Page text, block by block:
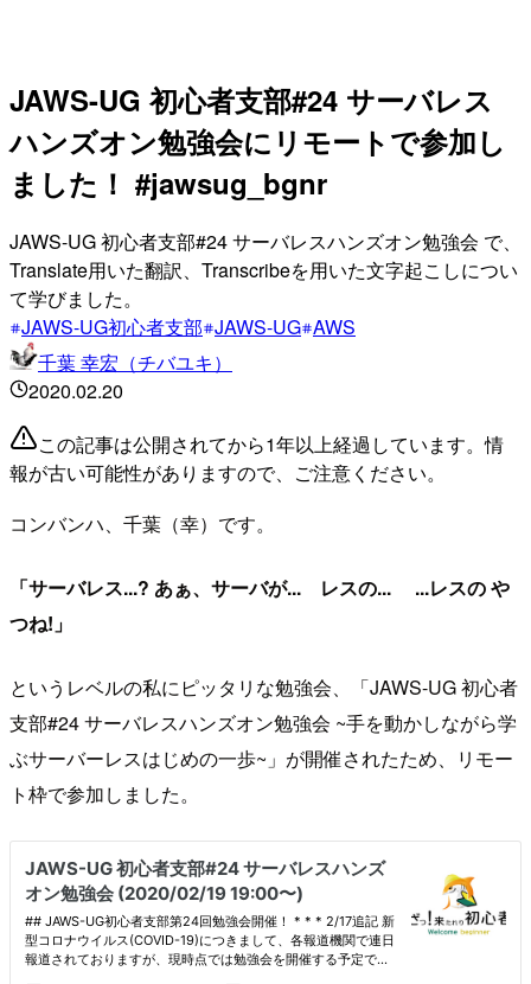
JAWS-UG 初心者支部#24 サーバレス
ハンズオン勉強会にリモートで参加し
ました！ #jawsug_bgnr
JAWS-UG 初心者支部#24 サーバレスハンズオン勉強会 で、
Translate用いた翻訳、Transcribeを用いた文字起こしについ
て学びました。
JAWS-UG初心者支部 JAWS-UG AWS
千葉 幸宏（チバユキ）
2020.02.20
この記事は公開されてから1年以上経過しています。情
報が古い可能性がありますので、ご注意ください。
コンバンハ、千葉（幸）です。
「サーバレス...? あぁ、サーバが... レスの... ...レスの や
つね!」
というレベルの私にピッタリな勉強会、「JAWS-UG 初心者
支部#24 サーバレスハンズオン勉強会 ~手を動かしながら学
ぶサーバーレスはじめの一歩~」が開催されたため、リモー
ト枠で参加しました。